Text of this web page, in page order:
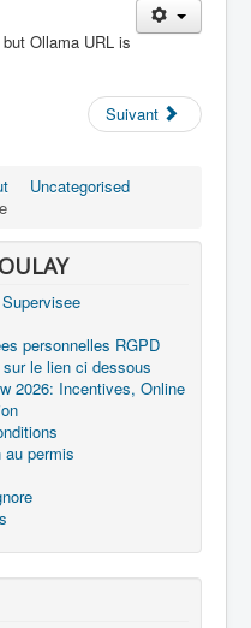
Ollama URL is
Suivant
Uncategorised
personnelles RGPD
le lien ci dessous
2026: Incentives, Online
au permis